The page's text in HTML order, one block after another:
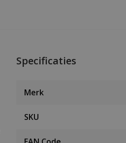
Specificaties
Merk
SKU